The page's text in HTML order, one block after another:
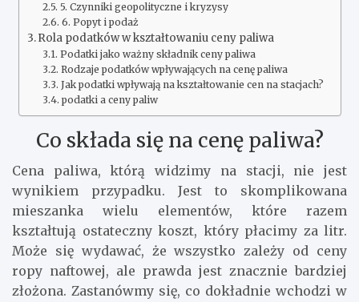
5. Czynniki geopolityczne i kryzysy
6. Popyt i podaż
Rola podatków w kształtowaniu ceny paliwa
Podatki jako ważny składnik ceny paliwa
Rodzaje podatków wpływających na cenę paliwa
Jak podatki wpływają na kształtowanie cen na stacjach?
podatki a ceny paliw
Co składa się na cenę paliwa?
Cena paliwa, którą widzimy na stacji, nie jest
wynikiem przypadku. Jest to skomplikowana
mieszanka wielu elementów, które razem
kształtują ostateczny koszt, który płacimy za litr.
Może się wydawać, że wszystko zależy od ceny
ropy naftowej, ale prawda jest znacznie bardziej
złożona. Zastanówmy się, co dokładnie wchodzi w